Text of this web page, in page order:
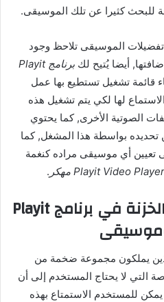
للبحث كثيرا عن تلك الموسيقى.
تفضيلات الموسيقى تلاحظ وجود
أيضا يُتيح لك
برنامج Playit
قائمة تشغيل تستطيع بها عمل
لها لكي يتم تشغيل هذه
الصوتية الأخرى, كما يحتوي
بواسطة هذا المشغل, كما
تعيين أي موسيقى مراده كنغمة
.
تفاصيل حول خاصية الخزنة في برنامج Playit
يملكون مجموعة ضخمة من
التي لا يحتاج المستخدم إلى أن
يمكن للمستخدم الاستمتاع بهذه